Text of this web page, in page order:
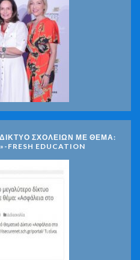
ΣΧΟΛΕΊΩΝ ΜΕ ΘΈΜΑ:
EDUCATION